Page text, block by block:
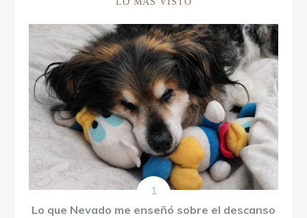
Lo que Nevado me enseñó sobre el descanso